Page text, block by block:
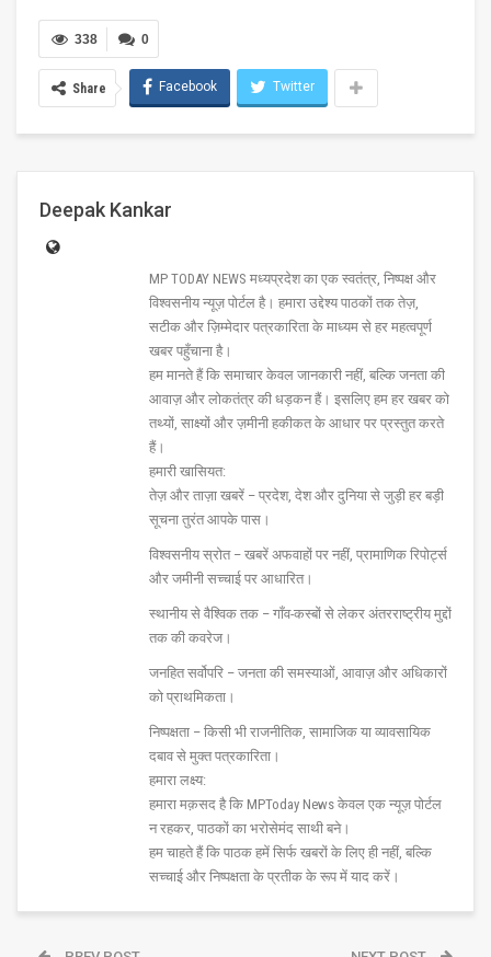
0
338
Share Facebook Twitter
Deepak Kankar
MP TODAY NEWS मध्यप्रदेश का एक स्वतंत्र, निष्पक्ष और
विश्वसनीय न्यूज़ पोर्टल है। हमारा उद्देश्य पाठकों तक तेज़,
सटीक और ज़िम्मेदार पत्रकारिता के माध्यम से हर महत्वपूर्ण
खबर पहुँचाना है।
हम मानते हैं कि समाचार केवल जानकारी नहीं, बल्कि जनता की
आवाज़ और लोकतंत्र की धड़कन हैं। इसलिए हम हर खबर को
तथ्यों, साक्ष्यों और ज़मीनी हकीकत के आधार पर प्रस्तुत करते
हैं।
हमारी खासियत:
तेज़ और ताज़ा खबरें – प्रदेश, देश और दुनिया से जुड़ी हर बड़ी
सूचना तुरंत आपके पास।
विश्वसनीय स्रोत – खबरें अफवाहों पर नहीं, प्रामाणिक रिपोर्ट्स
और जमीनी सच्चाई पर आधारित।
स्थानीय से वैश्विक तक – गाँव-कस्बों से लेकर अंतरराष्ट्रीय मुद्दों
तक की कवरेज।
जनहित सर्वोपरि – जनता की समस्याओं, आवाज़ और अधिकारों
को प्राथमिकता।
निष्पक्षता – किसी भी राजनीतिक, सामाजिक या व्यावसायिक
दबाव से मुक्त पत्रकारिता।
हमारा लक्ष्य:
हमारा मक़सद है कि MPToday News केवल एक न्यूज़ पोर्टल
न रहकर, पाठकों का भरोसेमंद साथी बने।
हम चाहते हैं कि पाठक हमें सिर्फ खबरों के लिए ही नहीं, बल्कि
सच्चाई और निष्पक्षता के प्रतीक के रूप में याद करें।